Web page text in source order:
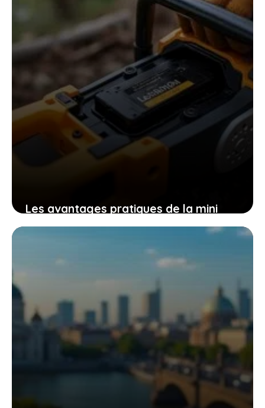
Les avantages pratiques de la mini
tronçonneuse güde mk 18-201-05 pour